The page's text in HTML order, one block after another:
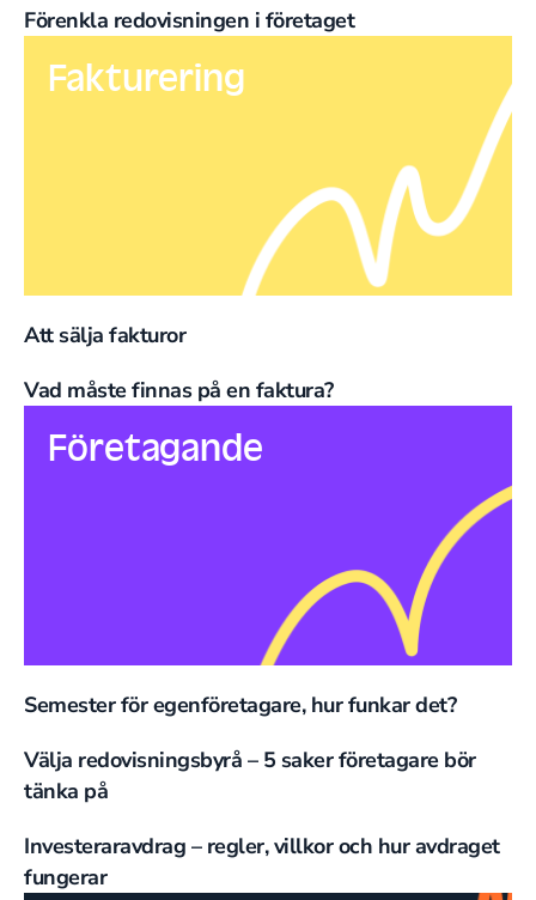
Förenkla redovisningen i företaget
Fakturering
Att sälja fakturor
Vad måste finnas på en faktura?
Företagande
Semester för egenföretagare, hur funkar det?
Välja redovisningsbyrå – 5 saker företagare bör
tänka på
Investeraravdrag – regler, villkor och hur avdraget
fungerar